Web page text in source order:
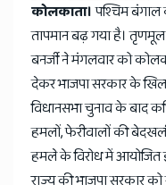
कोलकाता।पश्चिम बंगाल
तापमान बढ़ गया है। तृणमूल
बनर्जी ने मंगलवार को
देकर भाजपा सरकार के
विधानसभा चुनाव के बाद
हमलों, फेरीवालों की
हमले के विरोध में